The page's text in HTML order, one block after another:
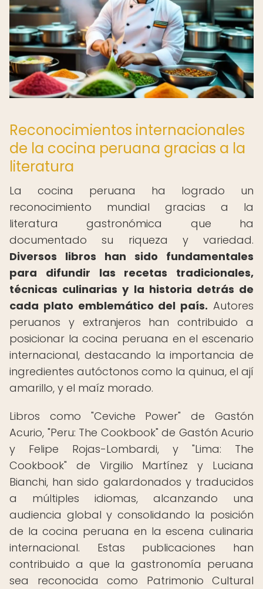
Reconocimientos internacionales
de la cocina peruana gracias a la
literatura
La cocina peruana ha logrado un
reconocimiento mundial gracias a la
literatura gastronómica que ha
documentado su riqueza y variedad.
Diversos libros han sido fundamentales
para difundir las recetas tradicionales,
técnicas culinarias y la historia detrás de
cada plato emblemático del país. Autores
peruanos y extranjeros han contribuido a
posicionar la cocina peruana en el escenario
internacional, destacando la importancia de
ingredientes autóctonos como la quinua, el ají
amarillo, y el maíz morado.
Libros como "Ceviche Power" de Gastón
Acurio, "Peru: The Cookbook" de Gastón Acurio
y Felipe Rojas-Lombardi, y "Lima: The
Cookbook" de Virgilio Martínez y Luciana
Bianchi, han sido galardonados y traducidos
a múltiples idiomas, alcanzando una
audiencia global y consolidando la posición
de la cocina peruana en la escena culinaria
internacional. Estas publicaciones han
contribuido a que la gastronomía peruana
sea reconocida como Patrimonio Cultural